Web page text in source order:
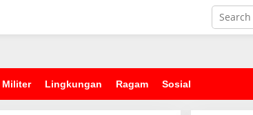
Militer Lingkungan Ragam Sosial